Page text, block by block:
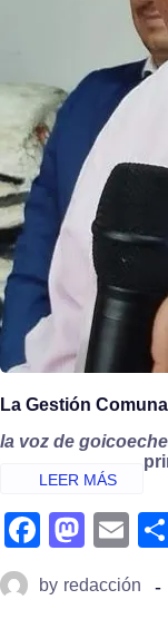
La Gestión
la voz de
fa
e
m
st
e
ail
by redacción